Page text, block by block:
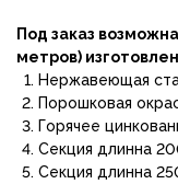
Под заказ
метров)
Нержавеющая
Порошковая
Горячее
Секция длинна
Секция длинна